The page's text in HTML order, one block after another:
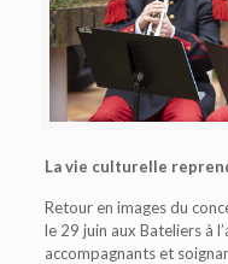
La vie culturelle
Retour en images du
le 29 juin aux Bateliers à
accompagnants et